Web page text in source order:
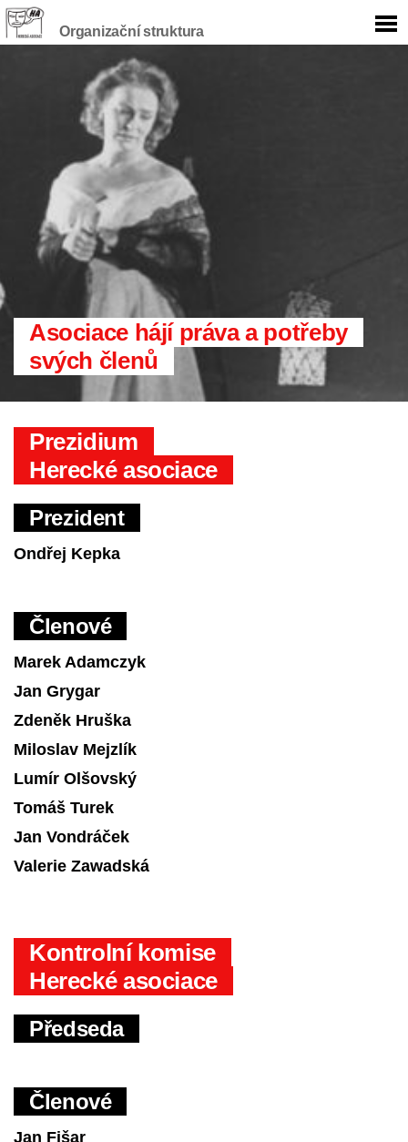
Organizační struktura
Asociace hájí práva a potřeby
svých členů
Prezidium
Herecké asociace
Prezident
Ondřej Kepka
Členové
Marek Adamczyk
Jan Grygar
Zdeněk Hruška
Miloslav Mejzlík
Lumír Olšovský
Tomáš Turek
Jan Vondráček
Valerie Zawadská
Kontrolní komise
Herecké asociace
Předseda
Členové
Jan Fišar